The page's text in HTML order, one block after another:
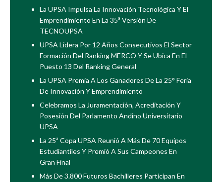
La UPSA Impulsa La Innovación Tecnológica Y El
Emprendimiento En La 35ª Versión De
TECNOUPSA
UPSA Lidera Por 12 Años Consecutivos El Sector
Formación Del Ranking MERCO Y Se Ubica En El
Puesto 13 Del Ranking General
La UPSA Premia A Los Ganadores De La 25° Feria
De Innovación Y Emprendimiento
Celebramos La Juramentación, Acreditación Y
Posesión Del Parlamento Andino Universitario
UPSA
La 25ª Copa UPSA Reunió A Más De 70 Equipos
Estudiantiles Y Premió A Sus Campeones En
Gran Final
Más De 3.800 Futuros Bachilleres Participan En